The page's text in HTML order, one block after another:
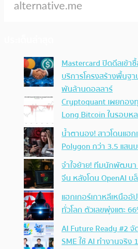
Mastercard ปิดดีลเข้า
บริการโครงสร้างพื้นฐ
พันล้านดอลลาร์
Cryptoquant เผยกอ
Long Bitcoin ในรอบห
น้ำตานอง! สาวโดนแฮ
Polygon กว่า 3.5 แสน
จำใจย้าย! ทีมนักพัฒน
จีน หลังโดน OpenAI บ
แฮกเกอร์เกาหลีเหนืออั
ทั่วโลก ตัวเลขพุ่งแตะ
AI Future Ready #2
SME ใช้ AI ทำงานจริง